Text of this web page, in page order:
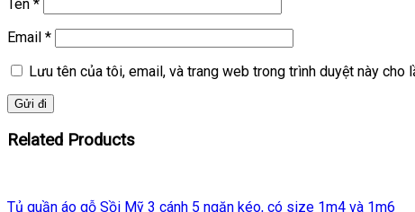
Tên *
Email *
Lưu tên của tôi, email, và trang web trong trình duyệt này cho
Related Products
Tủ quần áo gỗ Sồi Mỹ 3 cánh 5 ngăn kéo, có size 1m4 và 1m6